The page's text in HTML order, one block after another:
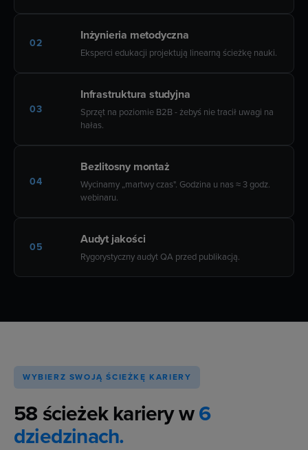
02
Inżynieria metodyczna
Eksperci edukacji projektują linearną ścieżkę nauki.
03
Infrastruktura studyjna
Sprzęt na poziomie B2B - żebyś nie tracił uwagi na
hałas.
04
Bezlitosny montaż
Wycinamy „martwy czas". Godzina u nas ≈ 3 godz.
webinaru.
05
Audyt jakości
Rygorystyczny audyt QA przed publikacją.
WYBIERZ SWOJĄ ŚCIEŻKĘ KARIERY
58 ścieżek kariery w6
dziedzinach.